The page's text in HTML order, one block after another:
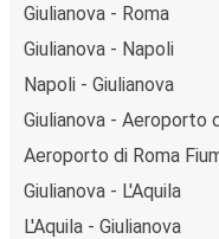
Giulianova - Roma
Giulianova - Napoli
Napoli - Giulianova
Giulianova - Aeroporto
Aeroporto di Roma
Giulianova - L'Aquila
L'Aquila - Giulianova